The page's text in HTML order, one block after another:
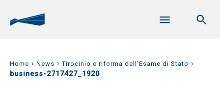
Home › News ›Tirocinio e riforma dell’Esame di Stato ›
business-2717427_1920